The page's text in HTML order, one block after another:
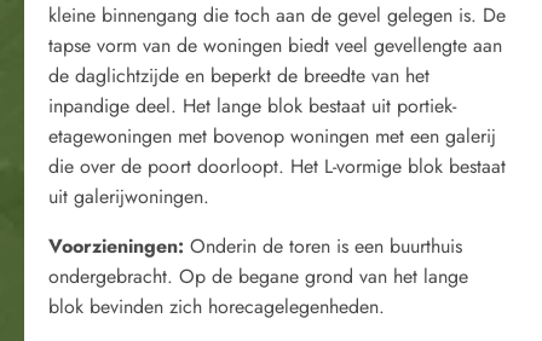
kleine binnengang die toch aan de gevel gelegen is. De
tapse vorm van de woningen biedt veel gevellengte aan
de daglichtzijde en beperkt de breedte van het
inpandige deel. Het lange blok bestaat uit portiek-
etagewoningen met bovenop woningen met een galerij
die over de poort doorloopt. Het L-vormige blok bestaat
uit galerijwoningen.
Voorzieningen: Onderin de toren is een buurthuis
ondergebracht. Op de begane grond van het lange
blok bevinden zich horecagelegenheden.